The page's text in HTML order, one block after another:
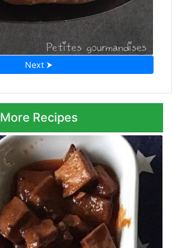
Next ⮞
More Recipes